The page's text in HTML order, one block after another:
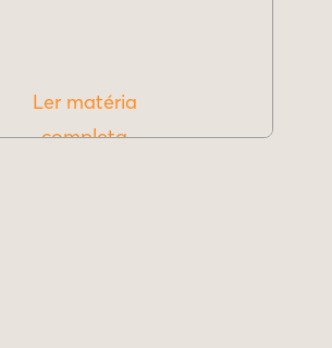
Ler matéria
completa